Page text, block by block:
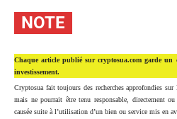
NOTE
Chaque article publié sur cryptosua.com garde un
investissement.
Cryptosua fait toujours des recherches approfondies
mais ne pourrait être tenu responsable, directement
causée suite à l’utilisation d’un bien ou service mis en